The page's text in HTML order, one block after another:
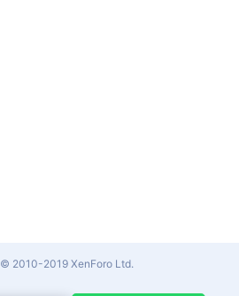
© 2010-2019 XenForo Ltd.